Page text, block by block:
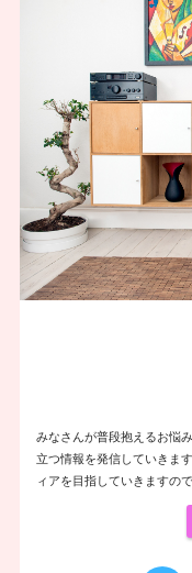
みなさんが普段抱えるお悩
立つ情報を発信していきま
ィアを目指していきますの